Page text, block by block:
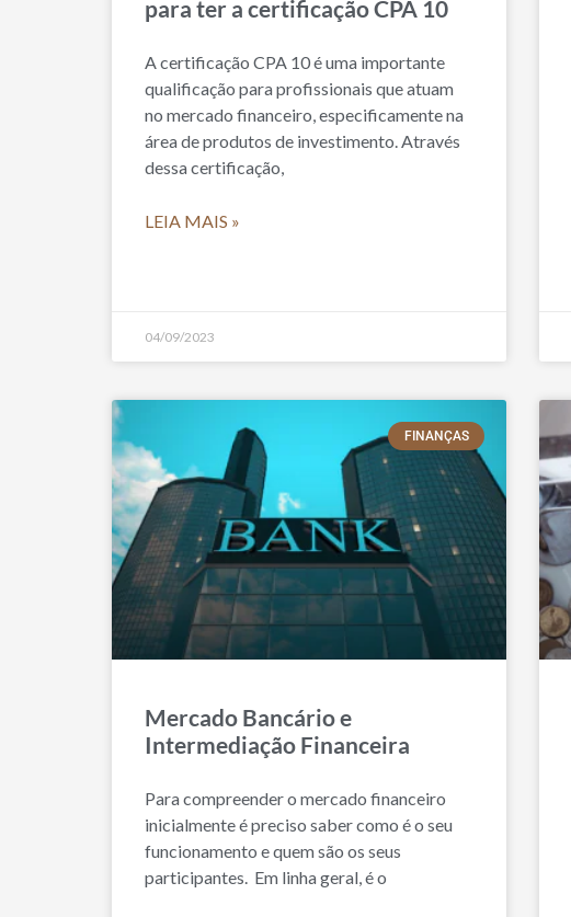
para ter a certificação CPA 10
A certificação CPA 10 é uma importante
qualificação para profissionais que atuam
no mercado financeiro, especificamente na
área de produtos de investimento. Através
dessa certificação,
LEIA MAIS »
04/09/2023
FINANÇAS
Mercado Bancário e
Intermediação Financeira
Para compreender o mercado financeiro
inicialmente é preciso saber como é o seu
funcionamento e quem são os seus
participantes. Em linha geral, é o